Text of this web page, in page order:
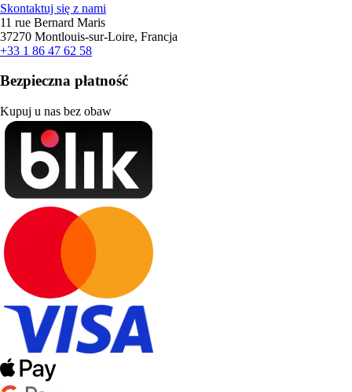
Skontaktuj się z nami
11 rue Bernard Maris
37270 Montlouis-sur-Loire, Francja
+33 1 86 47 62 58
Bezpieczna płatność
Kupuj u nas bez obaw